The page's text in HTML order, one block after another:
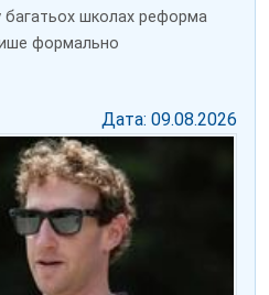
багатьох школах реформа
формально
Дата: 09.08.2026